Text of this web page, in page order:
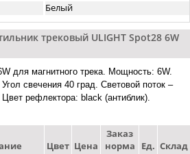
Белый
трековый ULIGHT Spot28 6W
для магнитного трека. Мощность: 6W.
свечения 40 град. Световой поток –
рефлектора: black (антиблик).
Цвет Цена
Заказ
норма
Ед. Склад